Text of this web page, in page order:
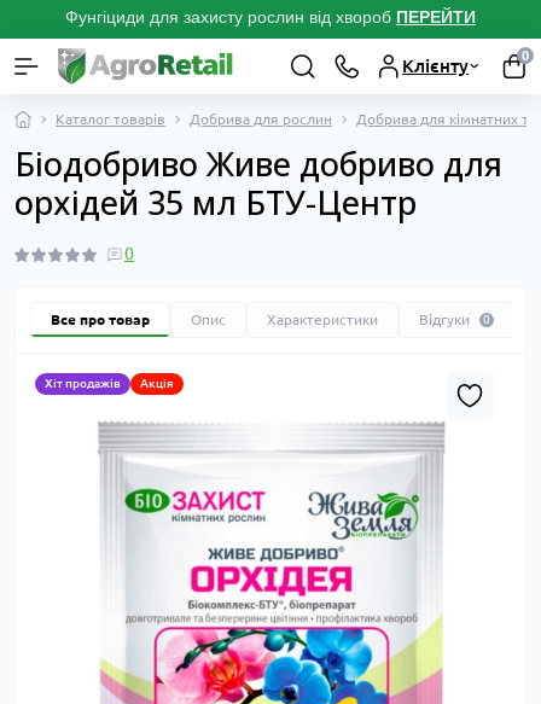
Фунгіциди для захисту рослин від хвороб ПЕРЕЙТИ
Клієнту
0
Каталог товарів Добрива для рослин Добрива для кімнатних та
Біодобриво Живе добриво для
орхідей 35 мл БТУ-Центр
0
Все про товар Опис Характеристики Відгуки 0
Хіт продажів Акція